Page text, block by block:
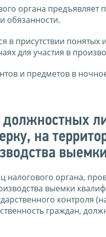
органа предъявляет
обязанности.
в присутствии понятых
для участия в
и предметов в
на
налогового органа,
выемки
контроля
граждан,